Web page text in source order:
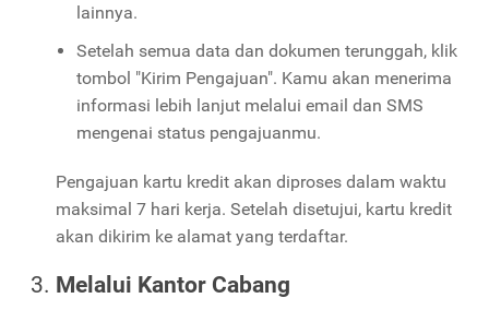
lainnya.
Setelah semua data dan dokumen terunggah, klik
tombol "Kirim Pengajuan". Kamu akan menerima
informasi lebih lanjut melalui email dan SMS
mengenai status pengajuanmu.
Pengajuan kartu kredit akan diproses dalam waktu
maksimal 7 hari kerja. Setelah disetujui, kartu kredit
akan dikirim ke alamat yang terdaftar.
Melalui Kantor Cabang